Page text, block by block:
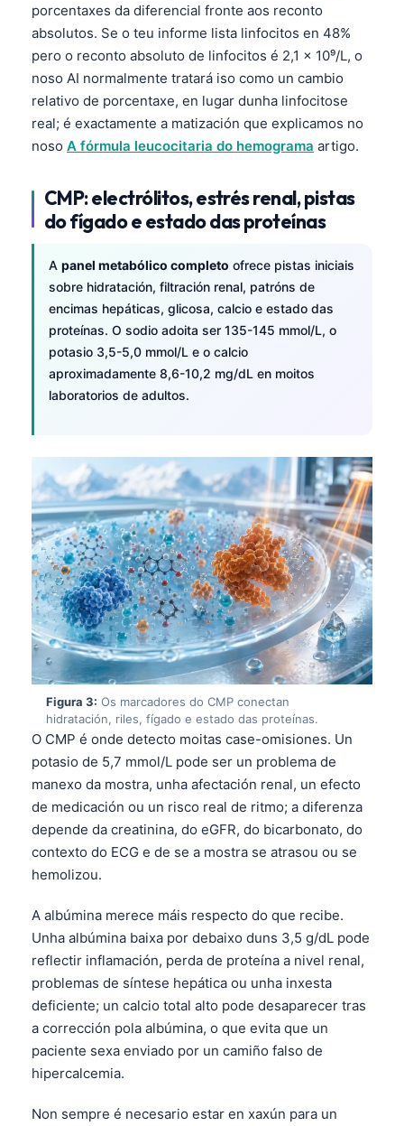
porcentaxes da diferencial fronte aos reconto
absolutos. Se o teu informe lista linfocitos en 48%
pero o reconto absoluto de linfocitos é 2,1 x 10⁹/L, o
noso AI normalmente tratará iso como un cambio
relativo de porcentaxe, en lugar dunha linfocitose
real; é exactamente a matización que explicamos no
noso A fórmula leucocitaria do hemograma artigo.
CMP: electrólitos, estrés renal, pistas
do fígado e estado das proteínas
A panel metabólico completo ofrece pistas iniciais
sobre hidratación, filtración renal, patróns de
encimas hepáticas, glicosa, calcio e estado das
proteínas. O sodio adoita ser 135-145 mmol/L, o
potasio 3,5-5,0 mmol/L e o calcio
aproximadamente 8,6-10,2 mg/dL en moitos
laboratorios de adultos.
Figura 3: Os marcadores do CMP conectan
hidratación, riles, fígado e estado das proteínas.
O CMP é onde detecto moitas case-omisiones. Un
potasio de 5,7 mmol/L pode ser un problema de
manexo da mostra, unha afectación renal, un efecto
de medicación ou un risco real de ritmo; a diferenza
depende da creatinina, do eGFR, do bicarbonato, do
contexto do ECG e de se a mostra se atrasou ou se
hemolizou.
A albúmina merece máis respecto do que recibe.
Unha albúmina baixa por debaixo duns 3,5 g/dL pode
reflectir inflamación, perda de proteína a nivel renal,
problemas de síntese hepática ou unha inxesta
deficiente; un calcio total alto pode desaparecer tras
a corrección pola albúmina, o que evita que un
paciente sexa enviado por un camiño falso de
hipercalcemia.
Non sempre é necesario estar en xaxún para un